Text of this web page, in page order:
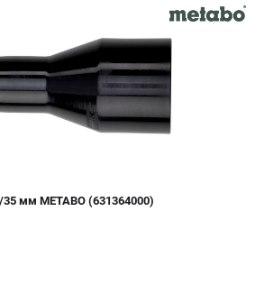
мм METABO (631364000)